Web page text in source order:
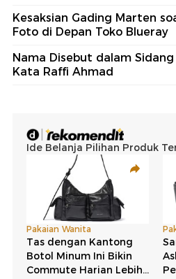
Kesaksian Gading Marten
Foto di Depan Toko Blueray
Nama Disebut dalam Sidang
Kata Raffi Ahmad